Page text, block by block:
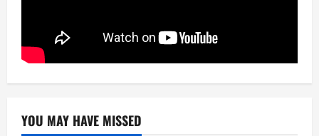
YOU MAY HAVE MISSED